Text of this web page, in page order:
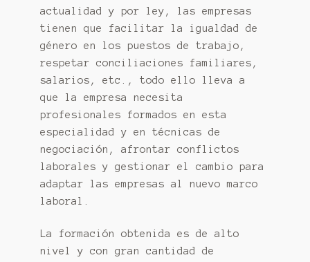
actualidad y por ley, las empresas
tienen que facilitar la igualdad de
género en los puestos de trabajo,
respetar conciliaciones familiares,
salarios, etc., todo ello lleva a
que la empresa necesita
profesionales formados en esta
especialidad y en técnicas de
negociación, afrontar conflictos
laborales y gestionar el cambio para
adaptar las empresas al nuevo marco
laboral.
La formación obtenida es de alto
nivel y con gran cantidad de